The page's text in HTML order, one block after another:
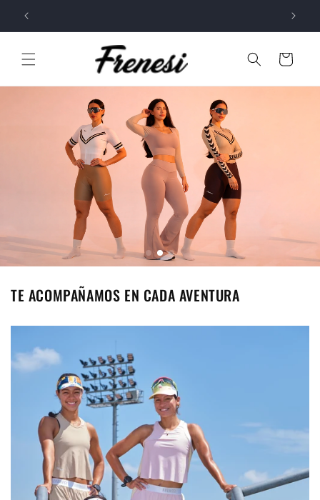
directamente
al contenido
Carrito
TE ACOMPAÑAMOS EN CADA AVENTURA